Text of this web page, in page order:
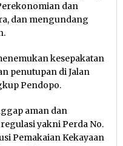
dan
dan mengundang
kesepakatan
penutupan di Jalan
Pendopo.
aman dan
yakni Perda No.
Pemakaian Kekayaan